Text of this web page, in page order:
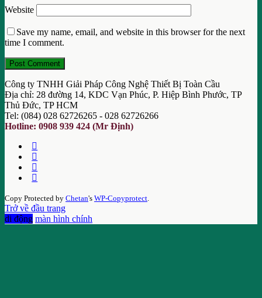
Website
Save my name, email, and website in this browser for the next
time I comment.
Công ty TNHH Giải Pháp Công Nghệ Thiết Bị Toàn Cầu
Địa chỉ: 28 đường 14, KDC Vạn Phúc, P. Hiệp Bình Phước, TP
Thủ Đức, TP HCM
Tel: (084) 028 62726265 - 028 62726266
Hotline: 0908 939 424 (Mr Định)
Copy Protected by Chetan's WP-Copyprotect
Trở về đầu trang
di động màn hình chính